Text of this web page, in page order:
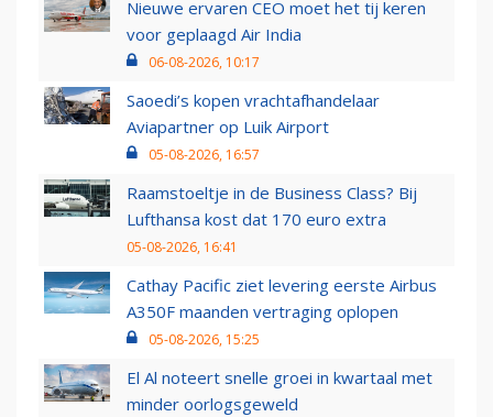
Nieuwe ervaren CEO moet het tij keren
voor geplaagd Air India
06-08-2026, 10:17
Saoedi’s kopen vrachtafhandelaar
Aviapartner op Luik Airport
05-08-2026, 16:57
Raamstoeltje in de Business Class? Bij
Lufthansa kost dat 170 euro extra
05-08-2026, 16:41
Cathay Pacific ziet levering eerste Airbus
A350F maanden vertraging oplopen
05-08-2026, 15:25
El Al noteert snelle groei in kwartaal met
minder oorlogsgeweld